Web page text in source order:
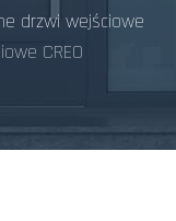
drzwi wejściowe
CREO